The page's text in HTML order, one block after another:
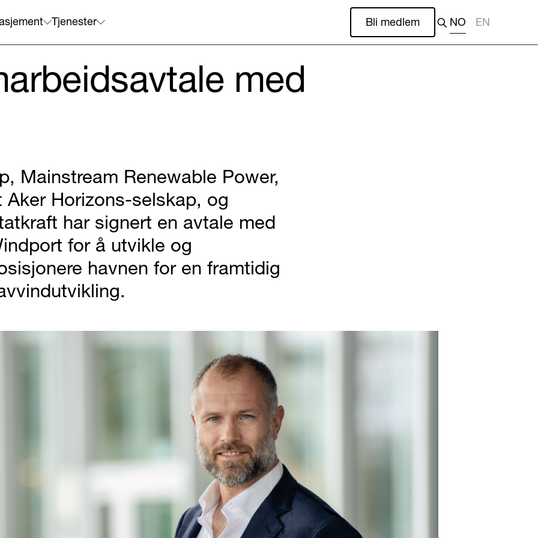
Tjenester Bli medlem NO EN
med
Mainstream Renewable Power,
Aker Horizons-selskap, og
har signert en avtale med
for å utvikle og
havnen for en framtidig